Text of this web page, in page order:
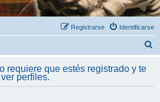
Identificarse
Registrarse
c
requiere que estés registrado y te
perfiles.